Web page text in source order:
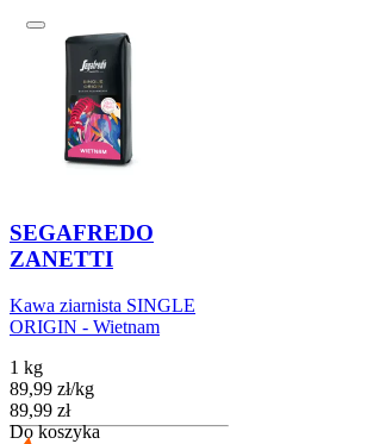
SEGAFREDO
ZANETTI
Kawa ziarnista SINGLE
ORIGIN - Wietnam
1 kg
89,99 zł/kg
Cena
89,99 zł
Do koszyka